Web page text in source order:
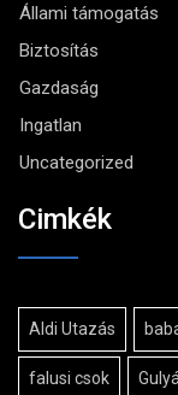
Állami támogatás
Biztosítás
Gazdaság
Ingatlan
Uncategorized
Cimkék
Aldi Utazás
falusi csok